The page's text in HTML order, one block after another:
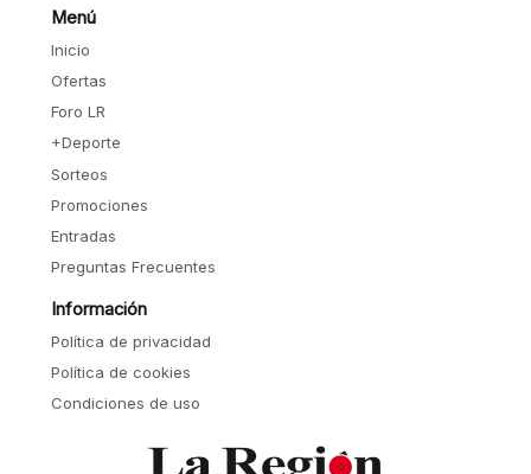
Menú
Inicio
Ofertas
Foro LR
+Deporte
Sorteos
Promociones
Entradas
Preguntas Frecuentes
Información
Política de privacidad
Política de cookies
Condiciones de uso